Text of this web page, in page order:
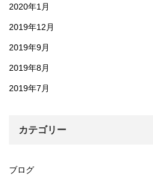
2020年1月
2019年12月
2019年9月
2019年8月
2019年7月
カテゴリー
ブログ